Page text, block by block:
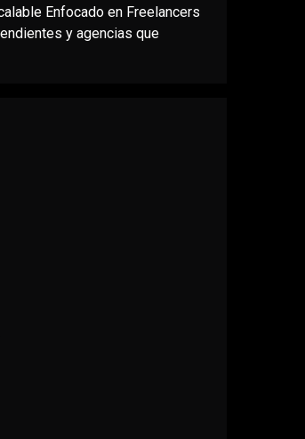
Enfocado en Freelancers
y agencias que